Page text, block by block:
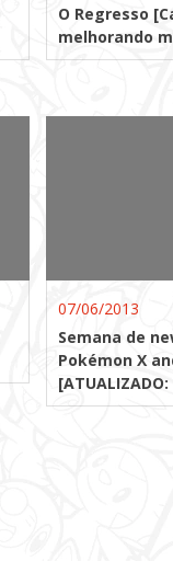
O Regresso
melhorando
07/06/2013
Semana de
Pokémon X